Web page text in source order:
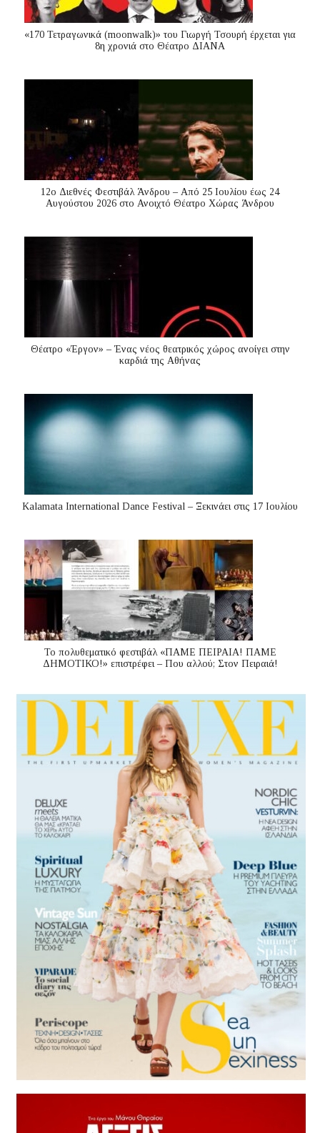
«170 Τετραγωνικά (moonwalk)» του Γιωργή Τσουρή έρχεται για
8η χρονιά στο Θέατρο ΔΙΑΝΑ
12ο Διεθνές Φεστιβάλ Άνδρου – Από 25 Ιουλίου έως 24
Αυγούστου 2026 στο Ανοιχτό Θέατρο Χώρας Άνδρου
Θέατρο «Έργον» – Ένας νέος θεατρικός χώρος ανοίγει στην
καρδιά της Αθήνας
Kalamata International Dance Festival – Ξεκινάει στις 17 Ιουλίου
Το πολυθεματικό φεστιβάλ «ΠΑΜΕ ΠΕΙΡΑΙΑ! ΠΑΜΕ
ΔΗΜΟΤΙΚΟ!» επιστρέφει – Που αλλού; Στον Πειραιά!